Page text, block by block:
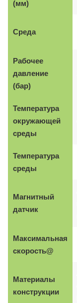
(мм)
Среда
Рабочее
давление
(бар)
Температура
окружающей
среды
Температура
среды
Магнитный
датчик
Максимальная
скорость@
Материалы
конструкции